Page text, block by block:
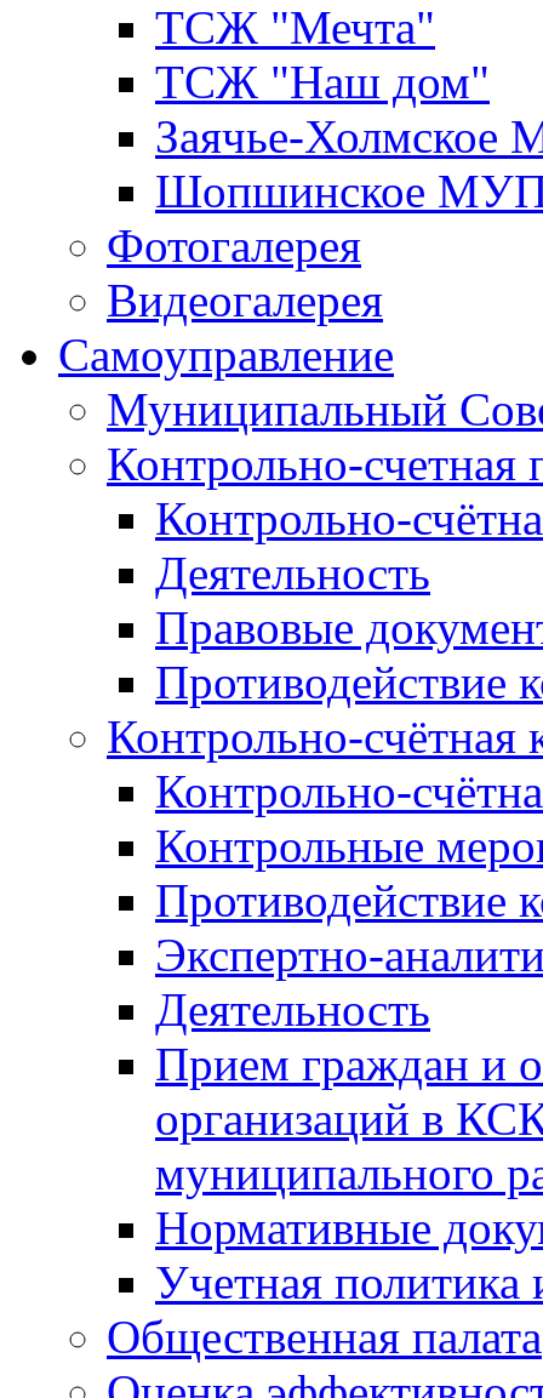
ТСЖ "Мечта"
ТСЖ "Наш дом"
Заячье-
Шопшинское
Фотогалерея
Видеогалерея
Самоуправление
Муниципальный
Контрольно-счетная
Контрольно-
Деятельность
Правовые
Противодействие
Контрольно-счётная
Контрольно-
Контрольные
Противодействие
Экспертно-
Деятельность
Прием граждан и
организаций в
муниципального
Нормативные
Учетная политика
Общественная палата